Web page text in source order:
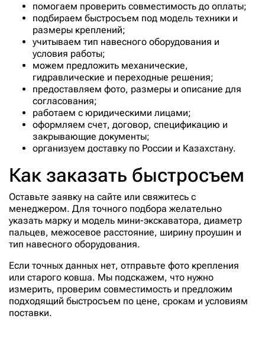
помогаем проверить совместимость до оплаты;
подбираем быстросъем под модель техники и
размеры креплений;
учитываем тип навесного оборудования и
условия работы;
можем предложить механические,
гидравлические и переходные решения;
предоставляем фото, размеры и описание для
согласования;
работаем с юридическими лицами;
оформляем счет, договор, спецификацию и
закрывающие документы;
организуем доставку по России и Казахстану.
Как заказать быстросъем
Оставьте заявку на сайте или свяжитесь с
менеджером. Для точного подбора желательно
указать марку и модель мини-экскаватора, диаметр
пальцев, межосевое расстояние, ширину проушин и
тип навесного оборудования.
Если точных данных нет, отправьте фото крепления
или старого ковша. Мы подскажем, что нужно
измерить, проверим совместимость и предложим
подходящий быстросъем по цене, срокам и условиям
поставки.